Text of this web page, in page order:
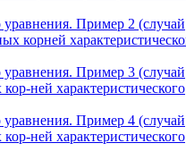
Пример 2 (случай
корней
Пример 3 (случай
ней характеристического
Пример 4 (случай
ней характеристического